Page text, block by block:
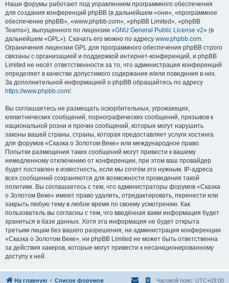
Наши форумы работают под управлением программного обеспечения
для создания конференций phpBB (в дальнейшем «они», «программное
обеспечение phpBB», «www.phpbb.com», «phpBB Limited», «phpBB
Teams»), выпущенного по лицензии «GNU General Public License v2» (в
дальнейшем «GPL»). Скачать его можно по адресу www.phpbb.com.
Ограничения лицензии GPL для программного обеспечения phpBB строго
связаны с организацией и поддержкой интернет-конференций, и phpBB
Limited не несёт ответственности за то, что администрация конференций
определяет в качестве допустимого содержания и/или поведения в них.
За дополнительной информацией о phpBB обращайтесь по адресу
https://www.phpbb.com/.
Вы соглашаетесь не размещать оскорбительных, угрожающих,
клеветнических сообщений, порнографических сообщений, призывов к
национальной розни и прочих сообщений, которые могут нарушить
законы вашей страны, страны, которая предоставляет услуги хостинга
для форумов «Сказка о Золотом Веке» или международное право.
Попытки размещения таких сообщений могут привести к вашему
немедленному отключению от конференции, при этом ваш провайдер
будет поставлен в известность, если мы сочтём это нужным. IP-адреса
всех сообщений сохраняются для возможности проведения такой
политики. Вы соглашаетесь с тем, что администраторы форумов «Сказка
о Золотом Веке» имеют право удалить, отредактировать, перенести или
закрыть любую тему в любое время по своему усмотрению. Как
пользователь вы согласны с тем, что введённая вами информация будет
храниться в базе данных. Хотя эта информация не будет открыта
третьим лицам без вашего разрешения, ни администрация конференции
«Сказка о Золотом Веке», ни phpBB Limited не может быть ответственна
за действия хакеров, которые могут привести к несанкционированному
доступу к ней.
На главную Список форумов Часовой пояс: UTC+03:00